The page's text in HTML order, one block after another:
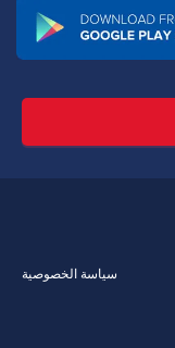
سياسة الخصوصية